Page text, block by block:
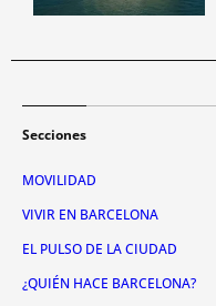
Secciones
MOVILIDAD
VIVIR EN BARCELONA
EL PULSO DE LA CIUDAD
¿QUIÉN HACE BARCELONA?